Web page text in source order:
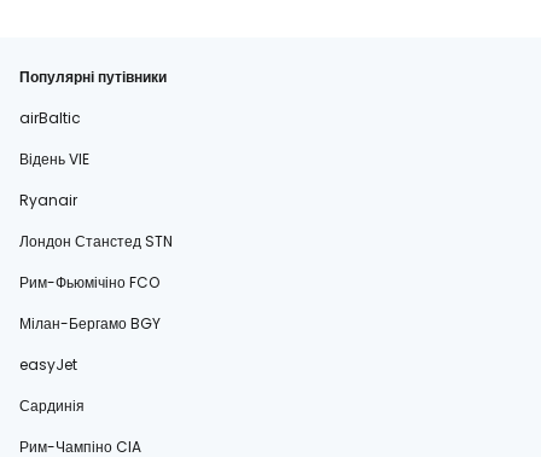
Популярні путівники
airBaltic
Відень VIE
Ryanair
Лондон Станстед STN
Рим-Фьюмічіно FCO
Мілан-Бергамо BGY
easyJet
Сардинія
Рим-Чампіно CIA